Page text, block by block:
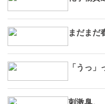
まだまだ
「うっ